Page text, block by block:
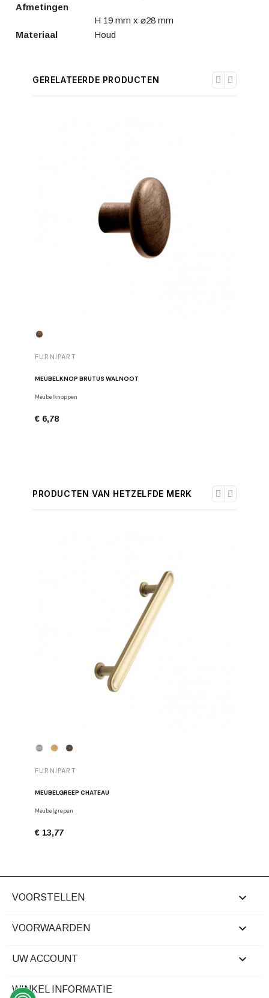
Afmetingen
H 19 mm x ⌀28 mm
Materiaal
Houd
GERELATEERDE PRODUCTEN
FURNIPART
MEUBELKNOP BRUTUS WALNOOT
Meubelknoppen
€ 6,78
PRODUCTEN VAN HETZELFDE MERK
FURNIPART
MEUBELGREEP CHATEAU
Meubelgrepen
€ 13,77
VOORSTELLEN 
VOORWAARDEN 
UW ACCOUNT 
WINKEL INFORMATIE